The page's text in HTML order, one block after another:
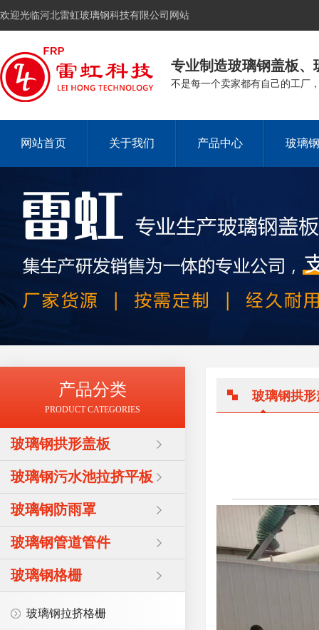
欢迎光临河北雷虹玻璃钢科技有限公司网站
专业制造玻璃钢盖板
不是每一个卖家都有自己的工厂
网站首页 关于我们 产品中心 玻璃
产品分类
PRODUCT CATEGORIES
玻璃钢拱形盖板
玻璃钢污水池拉挤平板
玻璃钢防雨罩
玻璃钢管道管件
玻璃钢格栅
玻璃钢拉挤格栅
玻璃钢拱形